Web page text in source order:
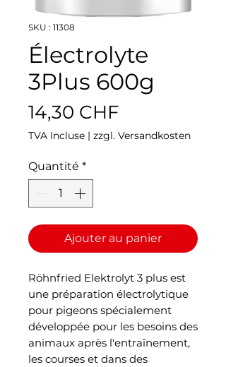
SKU : 11308
Électrolyte
3Plus 600g
14,30 CHFPrix
TVA Incluse | zzgl. Versandkosten
Quantité *
Ajouter au panier
Röhnfried Elektrolyt 3 plus est
une préparation électrolytique
pour pigeons spécialement
développée pour les besoins des
animaux après l'entraînement,
les courses et dans des